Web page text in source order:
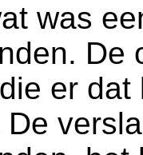
was
De
er
De